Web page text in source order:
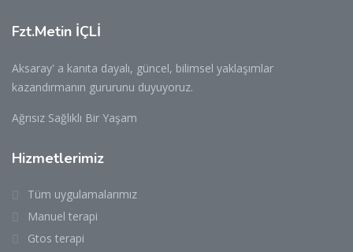
Fzt.Metin İÇLİ
Aksaray' a kanıta dayalı, güncel, bilimsel yaklaşımlar
kazandırmanın gururunu duyuyoruz.
Ağrısız Sağlıklı Bir Yaşam
Hizmetlerimiz
Tüm uygulamalarımız
Manuel terapi
Gtos terapi